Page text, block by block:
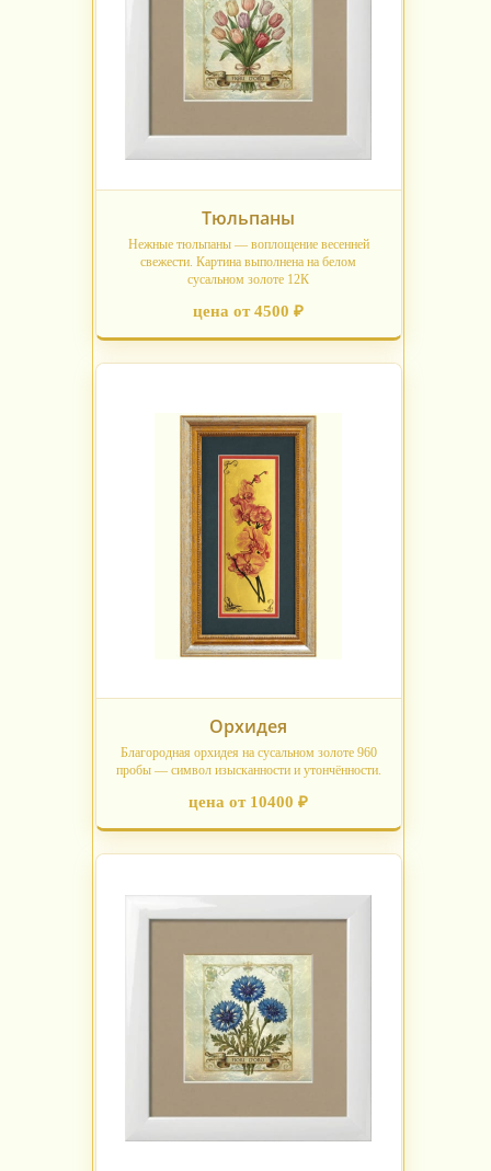
Тюльпаны
Нежные тюльпаны — воплощение весенней
свежести. Картина выполнена на белом
сусальном золоте 12К
цена от 4500 ₽
Орхидея
Благородная орхидея на сусальном золоте 960
пробы — символ изысканности и утончённости.
цена от 10400 ₽